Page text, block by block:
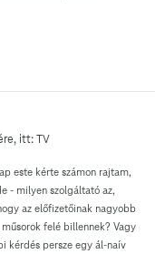
itt:TV
este kérte számon rajtam,
- milyen szolgáltató az,
az előfizetőinak nagyobb
felé billennek? Vagy
kérdés persze egy ál-naív